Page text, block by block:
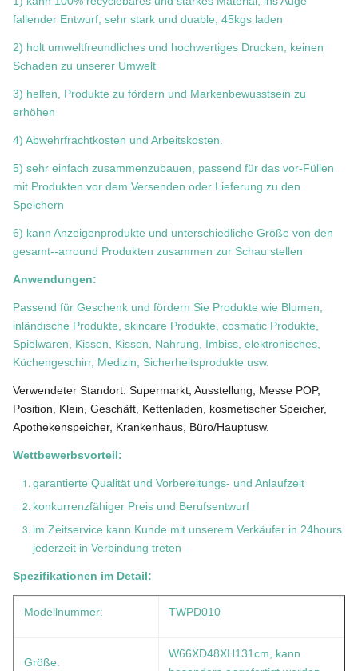
fallender Entwurf, sehr stark und duable, 45kgs laden
2) holt umweltfreundliches und hochwertiges Drucken, keinen
Schaden zu unserer Umwelt
3) helfen, Produkte zu fördern und Markenbewusstsein zu
erhöhen
4) Abwehrfrachtkosten und Arbeitskosten.
5) sehr einfach zusammenzubauen, passend für das vor-Füllen
mit Produkten vor dem Versenden oder Lieferung zu den
Speichern
6) kann Anzeigenprodukte und unterschiedliche Größe von den
gesamt--arround Produkten zusammen zur Schau stellen
Anwendungen:
Passend für Geschenk und fördern Sie Produkte wie Blumen,
inländische Produkte, skincare Produkte, cosmatic Produkte,
Spielwaren, Kissen, Kissen, Nahrung, Imbiss, elektronisches,
Küchengeschirr, Medizin, Sicherheitsprodukte usw.
Verwendeter Standort: Supermarkt, Ausstellung, Messe POP,
Position, Klein, Geschäft, Kettenladen, kosmetischer Speicher,
Apothekenspeicher, Krankenhaus, Büro/Hauptusw.
Wettbewerbsvorteil:
garantierte Qualität und Vorbereitungs- und Anlaufzeit
konkurrenzfähiger Preis und Berufsentwurf
im Zeitservice kann Kunde mit unserem Verkäufer in 24hours
jederzeit in Verbindung treten
Spezifikationen im Detail:
Modellnummer: TWPD010
Größe:
W66XD48XH131cm, kann